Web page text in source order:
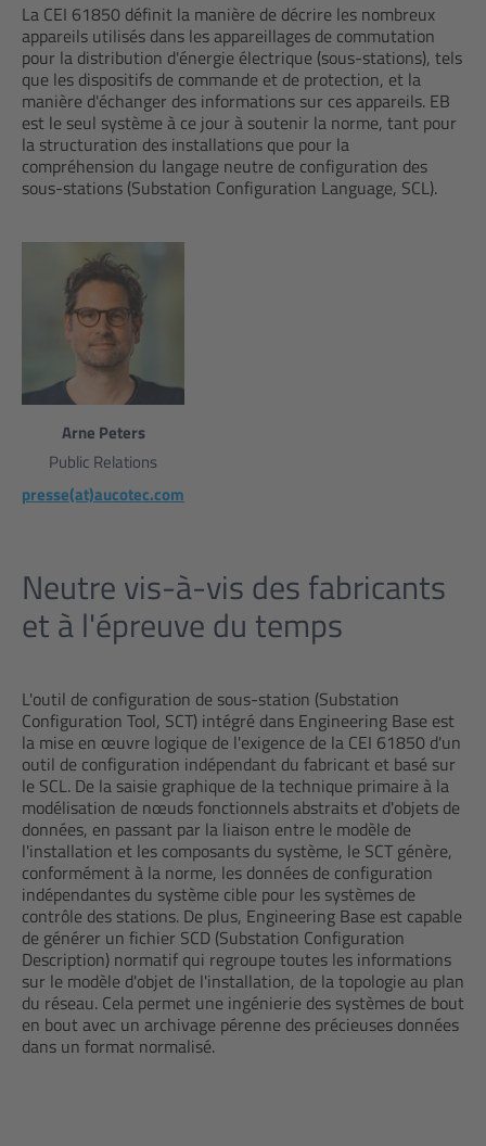
La CEI 61850 définit la manière de décrire les nombreux
appareils utilisés dans les appareillages de commutation
pour la distribution d'énergie électrique (sous-stations), tels
que les dispositifs de commande et de protection, et la
manière d'échanger des informations sur ces appareils. EB
est le seul système à ce jour à soutenir la norme, tant pour
la structuration des installations que pour la
compréhension du langage neutre de configuration des
sous-stations (Substation Configuration Language, SCL).
Arne Peters
Public Relations
presse(at)aucotec.com
Neutre vis-à-vis des fabricants
et à l'épreuve du temps
L'outil de configuration de sous-station (Substation
Configuration Tool, SCT) intégré dans Engineering Base est
la mise en œuvre logique de l'exigence de la CEI 61850 d'un
outil de configuration indépendant du fabricant et basé sur
le SCL. De la saisie graphique de la technique primaire à la
modélisation de nœuds fonctionnels abstraits et d'objets de
données, en passant par la liaison entre le modèle de
l'installation et les composants du système, le SCT génère,
conformément à la norme, les données de configuration
indépendantes du système cible pour les systèmes de
contrôle des stations. De plus, Engineering Base est capable
de générer un fichier SCD (Substation Configuration
Description) normatif qui regroupe toutes les informations
sur le modèle d'objet de l'installation, de la topologie au plan
du réseau. Cela permet une ingénierie des systèmes de bout
en bout avec un archivage pérenne des précieuses données
dans un format normalisé.